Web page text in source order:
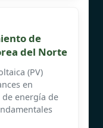
de
del Norte
(PV)
en
energía de